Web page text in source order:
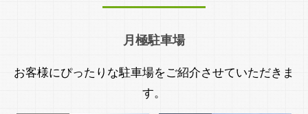
月極駐車場
お客様にぴったりな駐車場をご紹介させていただきま
す。